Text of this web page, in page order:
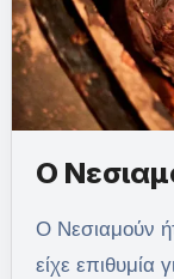
Ο
Ο Νεσιαμούν ήταν ένας Αιγύπτιος ιερέας, ο οποίος
είχε επιθυμία